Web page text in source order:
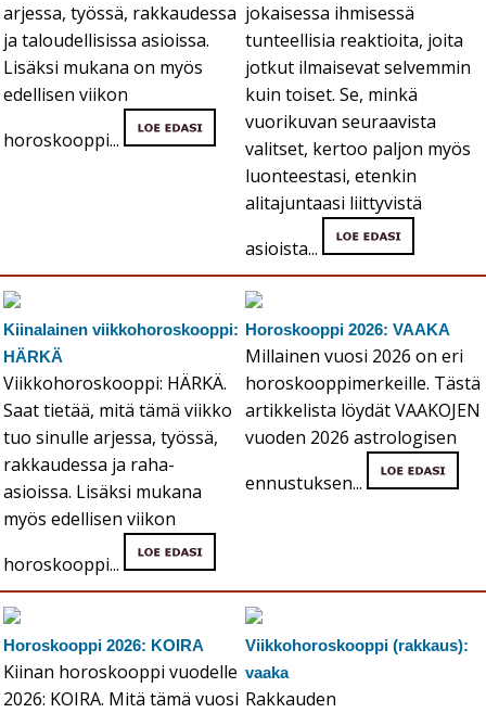
arjessa, työssä, rakkaudessa
ja taloudellisissa asioissa.
Lisäksi mukana on myös
edellisen viikon
horoskooppi...
jokaisessa ihmisessä
tunteellisia reaktioita, joita
jotkut ilmaisevat selvemmin
kuin toiset. Se, minkä
vuorikuvan seuraavista
valitset, kertoo paljon myös
luonteestasi, etenkin
alitajuntaasi liittyvistä
asioista...
Kiinalainen viikkohoroskooppi:
HÄRKÄ
Viikkohoroskooppi: HÄRKÄ.
Saat tietää, mitä tämä viikko
tuo sinulle arjessa, työssä,
rakkaudessa ja raha-
asioissa. Lisäksi mukana
myös edellisen viikon
horoskooppi...
Horoskooppi 2026: VAAKA
Millainen vuosi 2026 on eri
horoskooppimerkeille. Tästä
artikkelista löydät VAAKOJEN
vuoden 2026 astrologisen
ennustuksen...
Horoskooppi 2026: KOIRA
Kiinan horoskooppi vuodelle
2026: KOIRA. Mitä tämä vuosi
Viikkohoroskooppi (rakkaus):
vaaka
Rakkauden